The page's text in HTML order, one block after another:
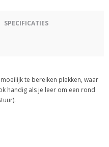
SPECIFICATIES
te bereiken plekken, waar
handig als je leer om een rond